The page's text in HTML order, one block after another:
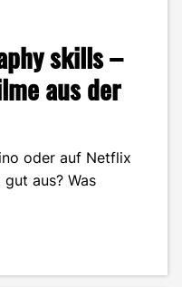
skills –
aus der
oder auf Netflix
aus? Was